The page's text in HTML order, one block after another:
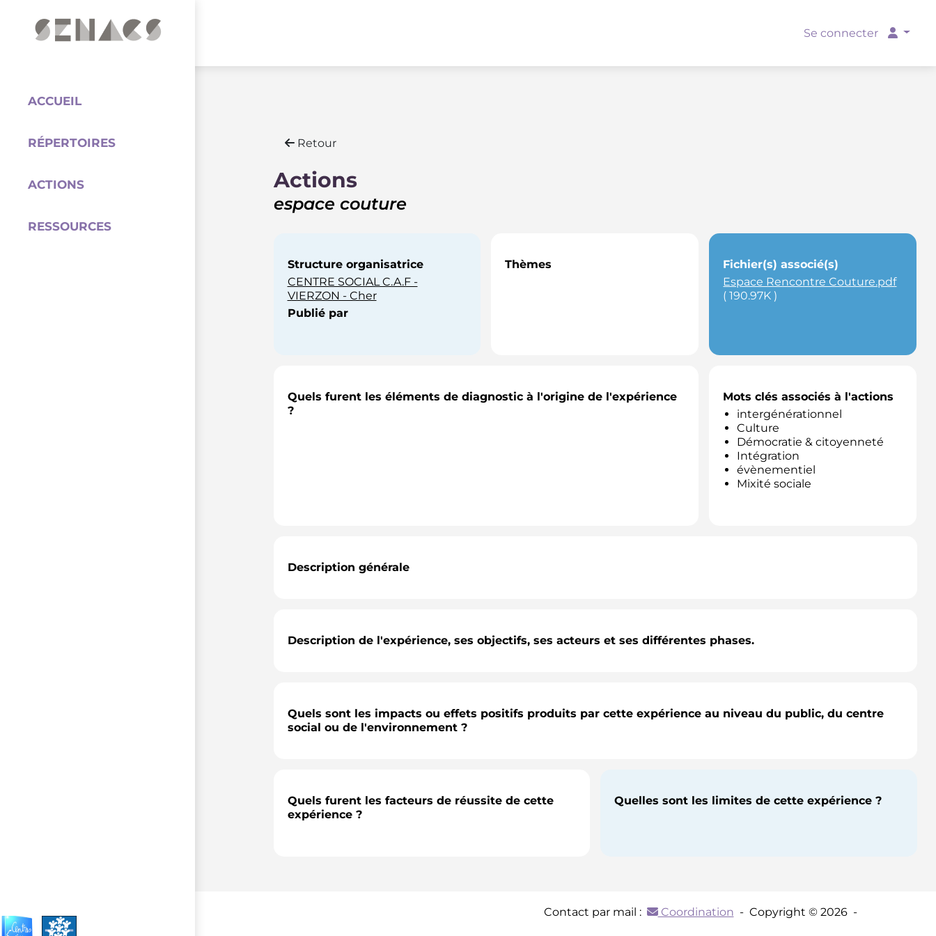
Se connecter
ACCUEIL
RÉPERTOIRES
ACTIONS
RESSOURCES
Coordination
Retour
Actions
espace couture
Structure organisatrice
CENTRE SOCIAL C.A.F -
VIERZON - Cher
Publié par
Thèmes
Fichier(s) associé(s)
Espace Rencontre Couture.pdf
( 190.97K )
Quels furent les éléments de diagnostic à l'origine de l'expérience
?
Mots clés associés à l'actions
intergénérationnel
Culture
Démocratie & citoyenneté
Intégration
évènementiel
Mixité sociale
Description générale
Description de l'expérience, ses objectifs, ses acteurs et ses différentes phases.
Quels sont les impacts ou effets positifs produits par cette expérience au niveau du public, du centre
social ou de l'environnement ?
Quels furent les facteurs de réussite de cette
expérience ?
Quelles sont les limites de cette expérience ?
Contact par mail : Coordination - Copyright © 2026 -